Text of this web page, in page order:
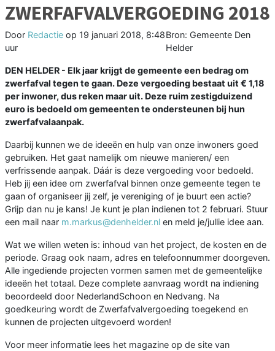
ZWERFAFVALVERGOEDING 2018
Door Redactie op 19 januari 2018, 8:48
uur
Bron: Gemeente Den
Helder
DEN HELDER - Elk jaar krijgt de gemeente een bedrag om
zwerfafval tegen te gaan. Deze vergoeding bestaat uit € 1,18
per inwoner, dus reken maar uit. Deze ruim zestigduizend
euro is bedoeld om gemeenten te ondersteunen bij hun
zwerfafvalaanpak.
Daarbij kunnen we de ideeën en hulp van onze inwoners goed
gebruiken. Het gaat namelijk om nieuwe manieren/ een
verfrissende aanpak. Dáár is deze vergoeding voor bedoeld.
Heb jij een idee om zwerfafval binnen onze gemeente tegen te
gaan of organiseer jij zelf, je vereniging of je buurt een actie?
Grijp dan nu je kans! Je kunt je plan indienen tot 2 februari. Stuur
een mail naar m.markus@denhelder.nl en meld je/jullie idee aan.
Wat we willen weten is: inhoud van het project, de kosten en de
periode. Graag ook naam, adres en telefoonnummer doorgeven.
Alle ingediende projecten vormen samen met de gemeentelijke
ideeën het totaal. Deze complete aanvraag wordt na indiening
beoordeeld door NederlandSchoon en Nedvang. Na
goedkeuring wordt de Zwerfafvalvergoeding toegekend en
kunnen de projecten uitgevoerd worden!
Voor meer informatie lees het magazine op de site van